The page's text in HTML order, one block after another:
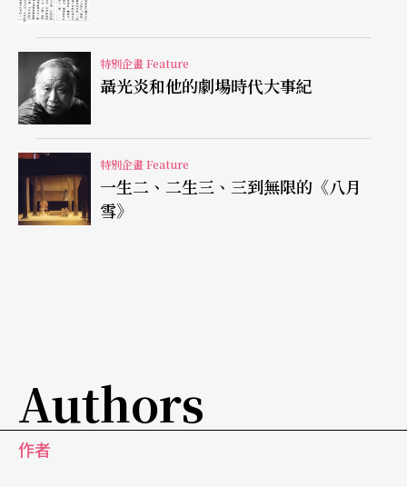
特別企畫 Feature
聶光炎和他的劇場時代大事紀
特別企畫 Feature
一生二、二生三、三到無限的《八月
雪》
Authors
作者